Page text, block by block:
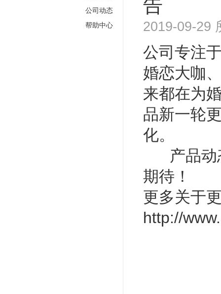
公司动态
帮助中心
告
2019-09-29
公司专注
婚恋大咖
来都在为
品新一轮
化。
产品动
期待！
更多关于
http://